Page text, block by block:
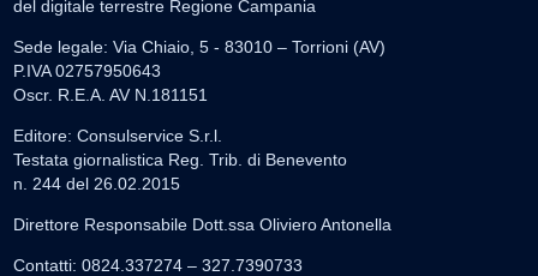
del digitale terrestre Regione Campania
Sede legale: Via Chiaio, 5 - 83010 – Torrioni (AV)
P.IVA 02757950643
Oscr. R.E.A. AV N.181151
Editore: Consulservice S.r.l.
Testata giornalistica Reg. Trib. di Benevento
n. 244 del 26.02.2015
Direttore Responsabile Dott.ssa Oliviero Antonella
Contatti: 0824.337274 – 327.7390733